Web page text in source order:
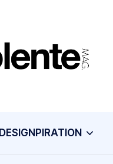
DESIGNPIRATION